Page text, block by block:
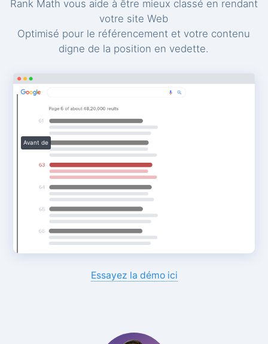
Rank Math vous aide à être mieux classé en rendant
votre site Web
Optimisé pour le référencement et votre contenu
digne de la position en vedette.
Avant de
Essayez la démo ici